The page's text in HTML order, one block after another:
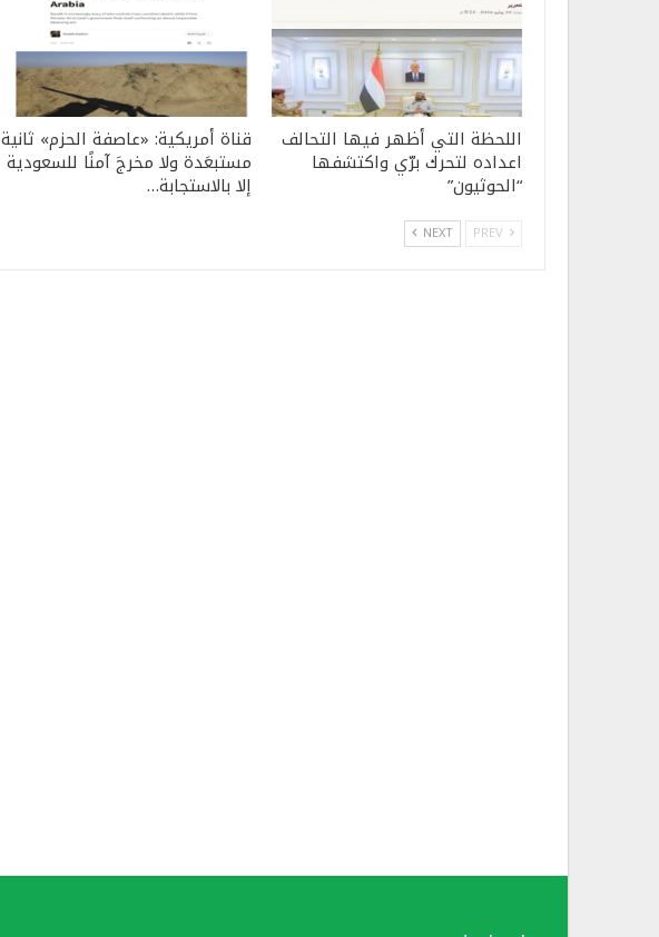
اللحظة التي أظهر فيها التحالف
اعداده لتحرك برّي واكتشفها
“الحوثيون”
قناة أمريكية: «عاصفة الحزم» ثانية
مستبعَدة ولا مخرجَ آمنًا للسعودية
إلا بالاستجابة…
NEXT